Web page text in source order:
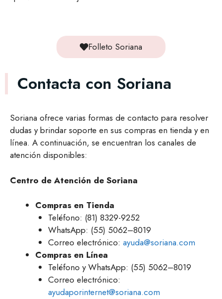
Folleto Soriana
Contacta con Soriana
Soriana ofrece varias formas de contacto para resolver
dudas y brindar soporte en sus compras en tienda y en
línea. A continuación, se encuentran los canales de
atención disponibles:
Centro de Atención de Soriana
Compras en Tienda
Teléfono: (81) 8329-9252
WhatsApp: (55) 5062–8019
Correo electrónico: ayuda@soriana.com
Compras en Línea
Teléfono y WhatsApp: (55) 5062–8019
Correo electrónico:
ayudaporinternet@soriana.com